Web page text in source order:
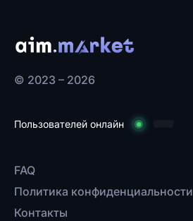
© 2023 – 2026
Пользователей онлайн
FAQ
Политика конфиденциальности
Контакты